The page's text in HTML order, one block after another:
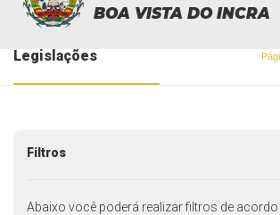
BOA VISTA DO INCRA
Legislações
Filtros
Abaixo você poderá realizar filtros de